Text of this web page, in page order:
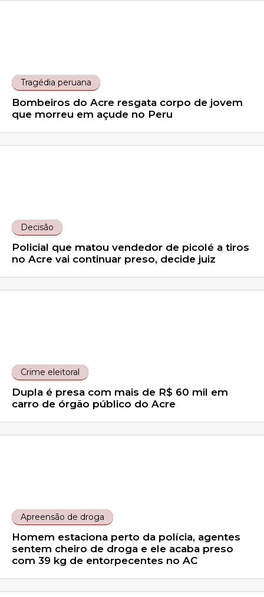
Tragédia peruana
Bombeiros do Acre resgata corpo de jovem
que morreu em açude no Peru
Decisão
Policial que matou vendedor de picolé a tiros
no Acre vai continuar preso, decide juiz
Crime eleitoral
Dupla é presa com mais de R$ 60 mil em
carro de órgão público do Acre
Apreensão de droga
Homem estaciona perto da polícia, agentes
sentem cheiro de droga e ele acaba preso
com 39 kg de entorpecentes no AC